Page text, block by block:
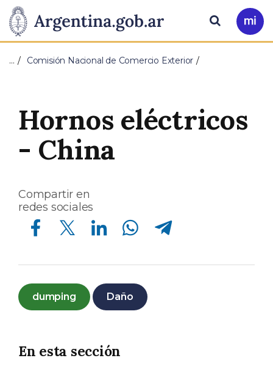
Presidencia
de
Nación
Pasar al contenido principal
Ir
a
Buscar
… Comisión Nacional de Comercio Exterior
Hornos eléctricos
- China
Compartir en
redes sociales
Compartir en Facebook Compartir en Twitter Compartir en Linkedin Compartir en Whatsapp Compartir en Telegram
dumping Daño
En esta sección